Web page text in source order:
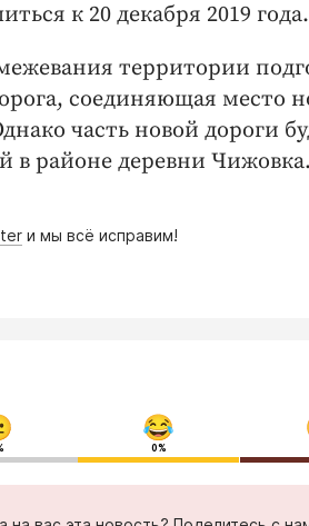
к 20 декабря 2019 года.
территории
соединяющая место
часть новой дороги
в районе деревни Чижовка.
и мы всё исправим!
0%